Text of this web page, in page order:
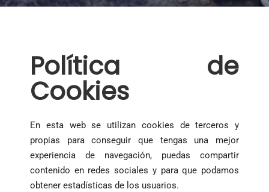
Política de
Cookies
En esta web se utilizan cookies de terceros y
propias para conseguir que tengas una mejor
experiencia de navegación, puedas compartir
contenido en redes sociales y para que podamos
obtener estadísticas de los usuarios.